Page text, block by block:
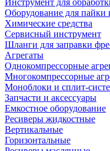
Инструмент для
Оборудование для пайки
Химические средства
Сервисный инструмент
Шланги для заправки
Агрегаты
Однокомпрессорные
Многокомпрессорные
Моноблоки и сплит-
Запчасти и аксессуары
Емкостное оборудование
Ресиверы жидкостные
Вертикальные
Горизонтальные